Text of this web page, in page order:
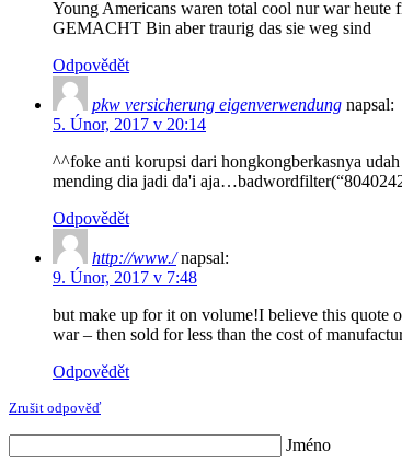
Young Americans waren total cool nur war heute
GEMACHT Bin aber traurig das sie weg sind
Odpovědět
pkw versicherung eigenverwendung napsal:
5. Únor, 2017 v 20:14
^^foke anti korupsi dari hongkongberkasnya
mending dia jadi da'i
Odpovědět
http://www./ napsal:
9. Únor, 2017 v 7:48
but make up for it on volume!I believe this quote
war – then sold for less than the cost of
Odpovědět
Zrušit odpověď
Jméno